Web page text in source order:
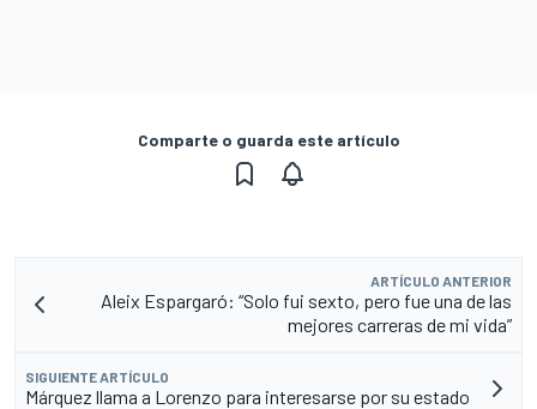
Comparte o guarda este artículo
ARTÍCULO ANTERIOR
Aleix Espargaró: “Solo fui sexto, pero fue una de las
mejores carreras de mi vida”
SIGUIENTE ARTÍCULO
Márquez llama a Lorenzo para interesarse por su estado